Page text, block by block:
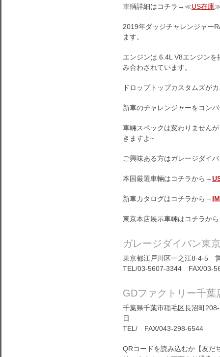
車輌詳細はコチラ→≪US在庫
2019年ダッジチャレンジャー
ます。
エンジンは 6.4L V8エンジン
み合わされています。
ドロップトップカスタムズが
新車のチャレンジャーをコン
車輛スペックは変わりません
きますよ~
ご興味ある方はガレージダイ
本国厳選車輛はコチラから→
新車カタログはコチラから→
東京本店展示車輛はコチラか
ガレージダイバン東
東京都江戸川区一之江8-4-5
TEL/03-5607-3344 FAX/03-
GDファクトリー千葉
千葉県千葉市稲毛区長沼町
日
TEL/ FAX/043-298-6544
QRコードを読み込むか【友だ